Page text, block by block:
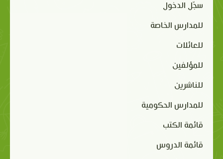
سجّل الدخول
للمدارس الخاصة
للعائلات
للمؤلفين
للناشرين
للمدارس الحكومية
قائمة الكتب
قائمة الدروس